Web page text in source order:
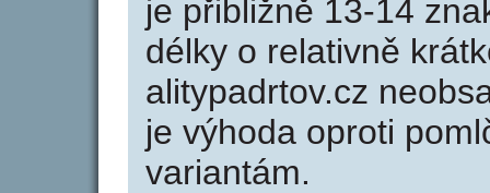
je přibližně 13-14
délky o relativně
alitypadrtov.cz
je výhoda oproti
variantám.